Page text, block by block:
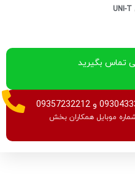
تماس بگیرید
قطع برق از ساعت 14 تا 16 با شماره موبایل همکاران بخش